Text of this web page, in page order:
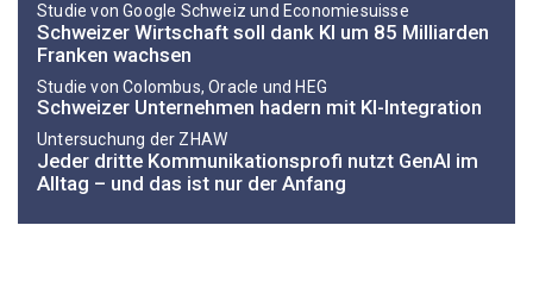
Studie von Google Schweiz und Economiesuisse
Schweizer Wirtschaft soll dank KI um 85 Milliarden
Franken wachsen
Studie von Colombus, Oracle und HEG
Schweizer Unternehmen hadern mit KI-Integration
Untersuchung der ZHAW
Jeder dritte Kommunikationsprofi nutzt GenAI im
Alltag – und das ist nur der Anfang